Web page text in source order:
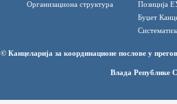
Организациона структура
Позиција
Буџет
© Канцеларија за координационе послове у
Влада Републике